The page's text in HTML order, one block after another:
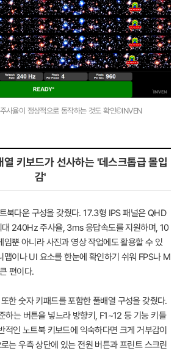
율이 정상적으로 동작하는 것도 확인©INVEN
키보드가 선사하는 '데스크톱급 몰입
감'
북다운 구성을 갖췄다. 17.3형 IPS 패널은 QHD
240Hz 주사율, 3ms 응답속도를 지원하며, 10
뿐 아니라 사진과 영상 작업에도 활용할 수 있
맵이나 UI 요소를 한눈에 확인하기 쉬워 FPS나 M
편이다.
한 숫자 키패드를 포함한 풀배열 구성을 갖췄다.
하는 버튼을 넣느라 방향키, F1~12 등 기능 키들
적인 노트북 키보드에 익숙하다면 크게 거부감이
는 우측 상단에 있는 전원 버튼과 프린트 스크린